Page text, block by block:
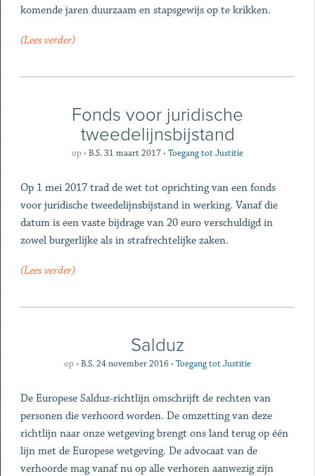
komende jaren duurzaam en stapsgewijs op te krikken.
(Lees verder)
Fonds voor juridische
tweedelijnsbijstand
op•B.S. 31 maart 2017•Toegang tot Justitie
Op 1 mei 2017 trad de wet tot oprichting van een fonds
voor juridische tweedelijnsbijstand in werking. Vanaf die
datum is een vaste bijdrage van 20 euro verschuldigd in
zowel burgerlijke als in strafrechtelijke zaken.
(Lees verder)
Salduz
op•B.S. 24 november 2016•Toegang tot Justitie
De Europese Salduz-richtlijn omschrijft de rechten van
personen die verhoord worden. De omzetting van deze
richtlijn naar onze wetgeving brengt ons land terug op één
lijn met de Europese wetgeving. De advocaat van de
verhoorde mag vanaf nu op alle verhoren aanwezig zijn